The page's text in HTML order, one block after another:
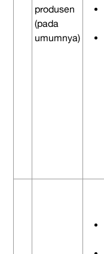
produsen
(pada
umumnya)